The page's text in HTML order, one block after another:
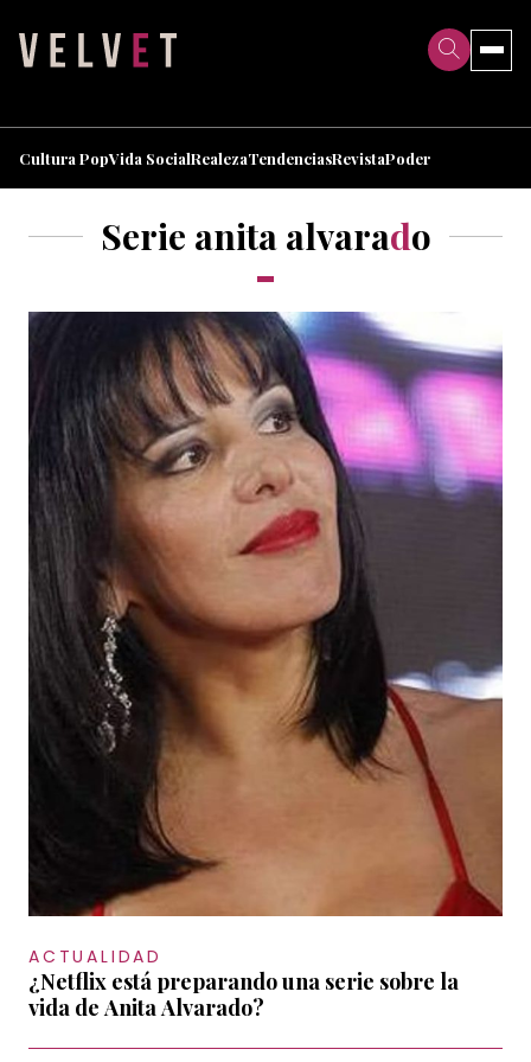
Cultura PopVida SocialRealezaTendenciasRevistaPoder
Serie anita alvarado
ACTUALIDAD
¿Netflix está preparando una serie sobre la
vida de Anita Alvarado?